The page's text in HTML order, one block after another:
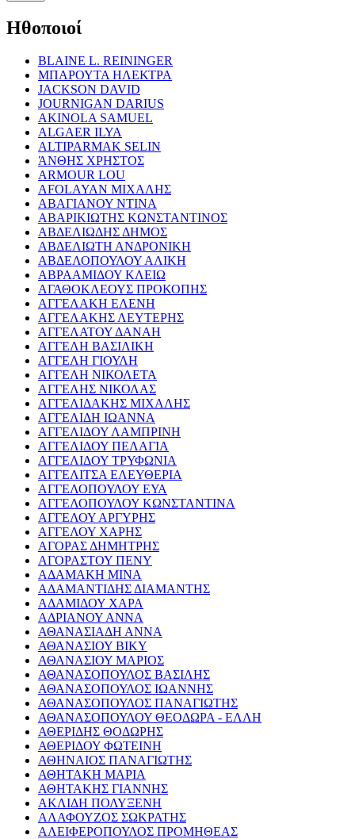
Ηθοποιοί
BLAINE L. REININGER
ΜΠΑΡΟΥΤΑ ΗΛΕΚΤΡΑ
JACKSON DAVID
JOURNIGAN DARIUS
AKINOLA SAMUEL
ALGAER ILYA
ALTIPARMAK SELIN
ΆΝΘΗΣ ΧΡΗΣΤΟΣ
ARMOUR LOU
AFOLAYAN ΜΙΧΑΛΗΣ
ΑΒΑΓΙΑΝΟΥ ΝΤΙΝΑ
ΑΒΑΡΙΚΙΩΤΗΣ ΚΩΝΣΤΑΝΤΙΝΟΣ
ΑΒΔΕΛΙΩΔΗΣ ΔΗΜΟΣ
ΑΒΔΕΛΙΩΤΗ ΑΝΔΡΟΝΙΚΗ
ΑΒΔΕΛΟΠΟΥΛΟΥ ΑΛΙΚΗ
ΑΒΡΑΑΜΙΔΟΥ ΚΛΕΙΩ
ΑΓΑΘΟΚΛΕΟΥΣ ΠΡΟΚΟΠΗΣ
ΑΓΓΕΛΑΚΗ ΕΛΕΝΗ
ΑΓΓΕΛΑΚΗΣ ΛΕΥΤΕΡΗΣ
ΑΓΓΕΛΑΤΟΥ ΔΑΝΑΗ
ΑΓΓΕΛΗ ΒΑΣΙΛΙΚΗ
ΑΓΓΕΛΗ ΓΙΟΥΛΗ
ΑΓΓΕΛΗ ΝΙΚΟΛΕΤΑ
ΑΓΓΕΛΗΣ ΝΙΚΟΛΑΣ
ΑΓΓΕΛΙΔΑΚΗΣ ΜΙΧΑΛΗΣ
ΑΓΓΕΛΙΔΗ ΙΩΑΝΝΑ
ΑΓΓΕΛΙΔΟΥ ΛΑΜΠΡΙΝΗ
ΑΓΓΕΛΙΔΟΥ ΠΕΛΑΓΙΑ
ΑΓΓΕΛΙΔΟΥ ΤΡΥΦΩΝΙΑ
ΑΓΓΕΛΙΤΣΑ ΕΛΕΥΘΕΡΙΑ
ΑΓΓΕΛΟΠΟΥΛΟΥ ΕΥΑ
ΑΓΓΕΛΟΠΟΥΛΟΥ ΚΩΝΣΤΑΝΤΙΝΑ
ΑΓΓΕΛΟΥ ΑΡΓΥΡΗΣ
ΑΓΓΕΛΟΥ ΧΑΡΗΣ
ΑΓΟΡΑΣ ΔΗΜΗΤΡΗΣ
ΑΓΟΡΑΣΤΟΥ ΠΕΝΥ
ΑΔΑΜΑΚΗ ΜΙΝΑ
ΑΔΑΜΑΝΤΙΔΗΣ ΔΙΑΜΑΝΤΗΣ
ΑΔΑΜΙΔΟΥ ΧΑΡΑ
ΑΔΡΙΑΝΟΥ ΑΝΝΑ
ΑΘΑΝΑΣΙΑΔΗ ΑΝΝΑ
ΑΘΑΝΑΣΙΟΥ ΒΙΚΥ
ΑΘΑΝΑΣΙΟΥ ΜΑΡΙΟΣ
ΑΘΑΝΑΣΟΠΟΥΛΟΣ ΒΑΣΙΛΗΣ
ΑΘΑΝΑΣΟΠΟΥΛΟΣ ΙΩΑΝΝΗΣ
ΑΘΑΝΑΣΟΠΟΥΛΟΣ ΠΑΝΑΓΙΩΤΗΣ
ΑΘΑΝΑΣΟΠΟΥΛΟΥ ΘΕΟΔΩΡΑ - ΕΛΛΗ
ΑΘΕΡΙΔΗΣ ΘΟΔΩΡΗΣ
ΑΘΕΡΙΔΟΥ ΦΩΤΕΙΝΗ
ΑΘΗΝΑΙΟΣ ΠΑΝΑΓΙΩΤΗΣ
ΑΘΗΤΑΚΗ ΜΑΡΙΑ
ΑΘΗΤΑΚΗΣ ΓΙΑΝΝΗΣ
ΑΚΛΙΔΗ ΠΟΛΥΞΕΝΗ
ΑΛΑΦΟΥΖΟΣ ΣΩΚΡΑΤΗΣ
ΑΛΕΙΦΕΡΟΠΟΥΛΟΣ ΠΡΟΜΗΘΕΑΣ